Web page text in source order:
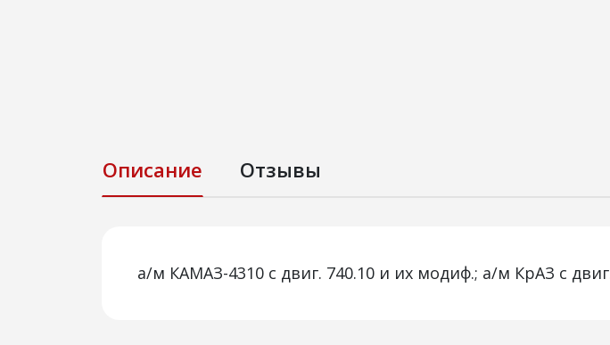
Описание Отзывы
а/м КАМАЗ-4310 с двиг. 740.10 и их модиф.; а/м КрАЗ с